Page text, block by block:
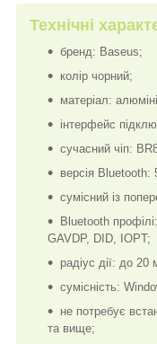
Технічні
бренд: Baseus;
колір чорний;
матеріал:
інтерфейс
сучасний чіп:
версія Bluetooth:
сумісний із
Bluetooth
GAVDP, DID, IOPT;
радіус дії: до 20
сумісність:
не потребує
та вище;